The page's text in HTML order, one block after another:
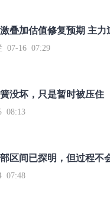
07-16 07:29
簧没坏，只是暂时被压住
08:13
部区间已探明，但过程不
07:48